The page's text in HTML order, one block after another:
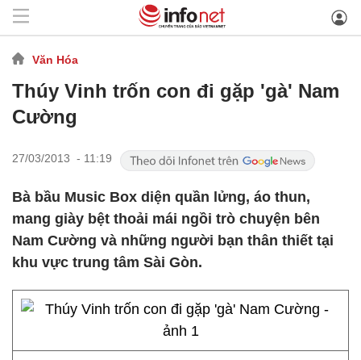
Văn Hóa
Thúy Vinh trốn con đi gặp 'gà' Nam
Cường
27/03/2013 - 11:19
Bà bầu Music Box diện quần lửng, áo thun,
mang giày bệt thoải mái ngồi trò chuyện bên
Nam Cường và những người bạn thân thiết tại
khu vực trung tâm Sài Gòn.